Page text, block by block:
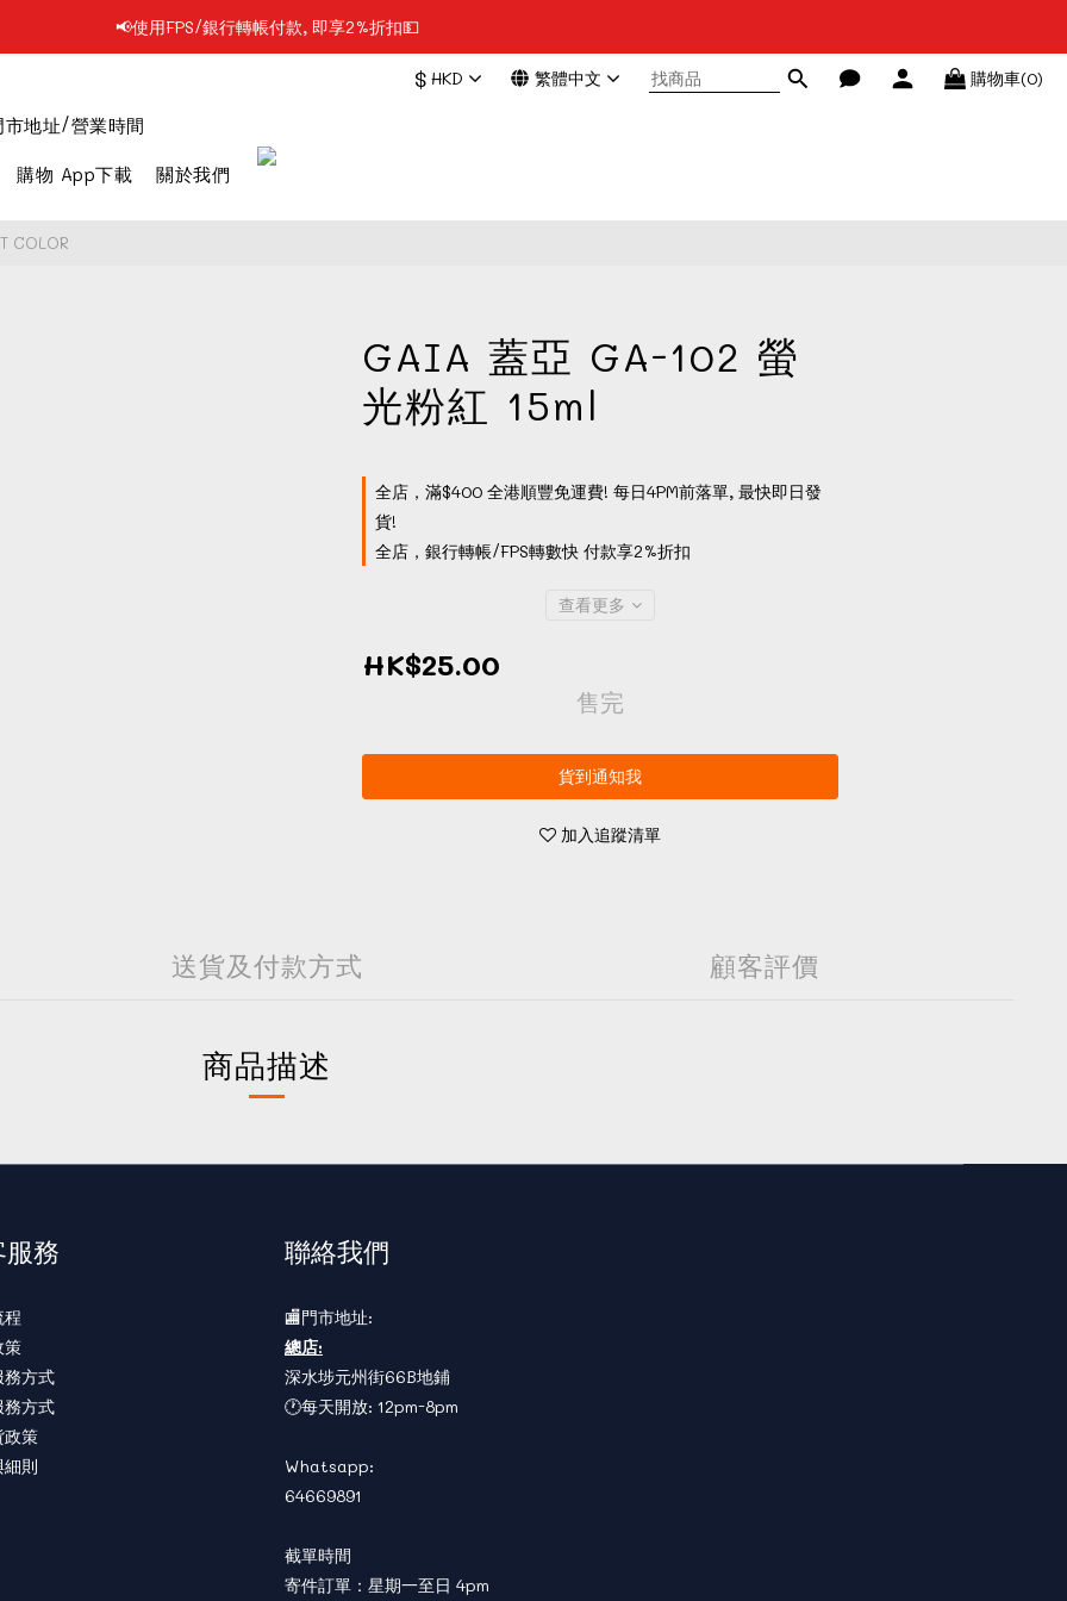
📢凡購物滿$199 順豐自提點免運費📦📦
📢使用FPS/銀行轉帳付款, 即享2%折扣💵
$ HKD 繁體中文 購物車(0)
市地址/營業時間
購物 App下載 關於我們
COLOR
GAIA 蓋亞 GA-102 螢
光粉紅 15ml
全店，滿$400 全港順豐免運費! 每日4PM前落單, 最快即日發
貨!
全店，銀行轉帳/FPS轉數快 付款享2%折扣
查看更多
HK$25.00
售完
貨到通知我
加入追蹤清單
送貨及付款方式 顧客評價
商品描述
務
策
方式
方式
政策
則
聯絡我們
🏬門市地址:
總店:
深水埗元州街66B地鋪
🕐每天開放: 12pm-8pm
Whatsapp:
64669891
截單時間
寄件訂單：星期一至日 4pm